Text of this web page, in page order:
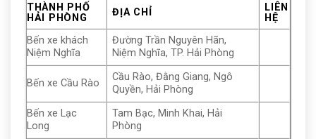
THÀNH PHỐ
HẢI PHÒNG
ĐỊA CHỈ
LIÊN
HỆ
Bến xe khách
Niệm Nghĩa
Đường Trần Nguyên Hãn,
Niệm Nghĩa, TP. Hải Phòng
Bến xe Cầu Rào
Cầu Rào, Đằng Giang, Ngô
Quyền, Hải Phòng
Bến xe Lạc
Long
Tam Bạc, Minh Khai, Hải
Phòng